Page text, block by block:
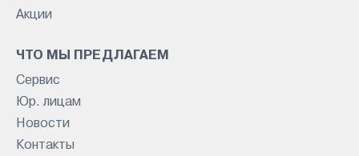
Акции
ЧТО МЫ ПРЕДЛАГАЕМ
Сервис
Юр. лицам
Новости
Контакты